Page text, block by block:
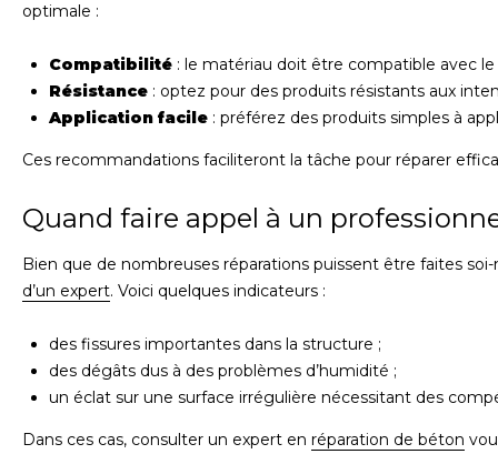
optimale :
Compatibilité : le matériau doit être compatible avec
Résistance : optez pour des produits résistants aux
Application facile : préférez des produits simples à
Ces recommandations faciliteront la tâche pour réparer
Quand faire appel à un
Bien que de nombreuses réparations puissent être faites
d’un expert. Voici quelques indicateurs :
des fissures importantes dans la structure ;
des dégâts dus à des problèmes d’humidité ;
un éclat sur une surface irrégulière nécessitant des
Dans ces cas, consulter un expert en réparation de béton